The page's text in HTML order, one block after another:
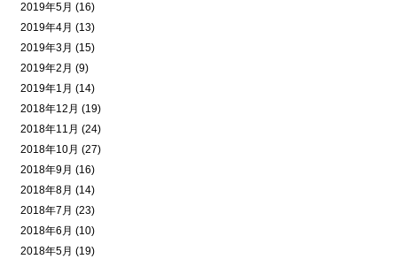
2019年5月 (16)
2019年4月 (13)
2019年3月 (15)
2019年2月 (9)
2019年1月 (14)
2018年12月 (19)
2018年11月 (24)
2018年10月 (27)
2018年9月 (16)
2018年8月 (14)
2018年7月 (23)
2018年6月 (10)
2018年5月 (19)